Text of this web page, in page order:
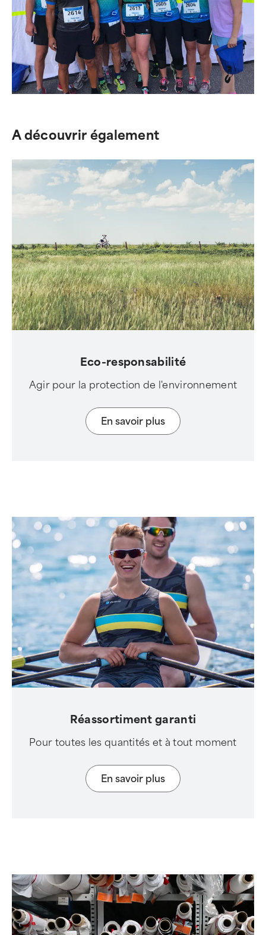
A découvrir également
Eco-responsabilité
Agir pour la protection de l'environnement
En savoir plus
Réassortiment garanti
Pour toutes les quantités et à tout moment
En savoir plus